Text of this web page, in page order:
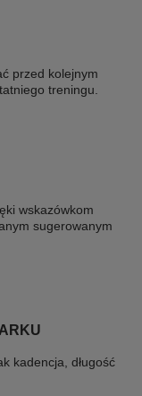
przed kolejnym
treningu.
wskazówkom
sugerowanym
kadencja, długość